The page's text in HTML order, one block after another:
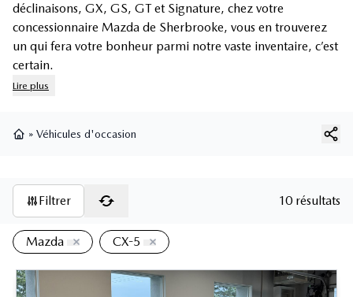
déclinaisons, GX, GS, GT et Signature, chez votre
concessionnaire Mazda de Sherbrooke, vous en trouverez
un qui fera votre bonheur parmi notre vaste inventaire, c’est
certain.
Lire plus
» Véhicules d'occasion
Filtrer 10 résultats
Mazda CX-5